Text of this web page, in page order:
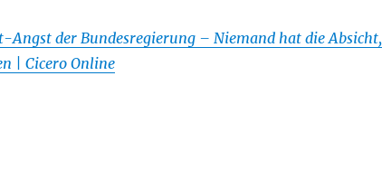
Angst der Bundesregierung – Niemand hat die Absicht,
| Cicero Online